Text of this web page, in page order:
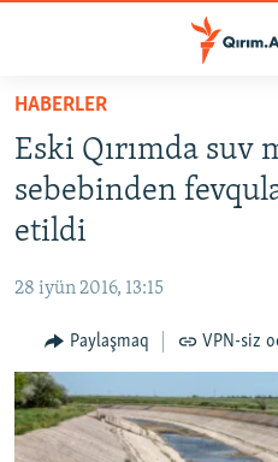
Esas
qaytmaq
Baş
navigatsiyağa
qaytmaq
Qıdıruvğa
qaytmaq
HABERLER
SİYASET
İQTİSADİYAT
MEDENİYET
İNSAN AQLARI
VİDEO
SÜRET
HABERLER
Eski Qırımda suv
sebebinden
etildi
28 iyün 2016, 13:15
Paylaşmaq VPN-siz